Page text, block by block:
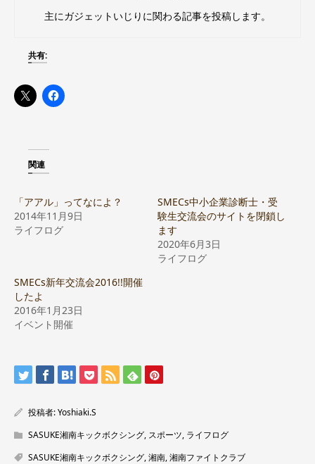
主にガジェットいじりに関わる記事を投稿します。
共有:
関連
「アアル」ってなによ？
2014年11月9日
ライフログ
SMECs中小企業診断士・受
験生交流会のサイトを閉鎖し
ます
2020年6月3日
ライフログ
SMECs新年交流会2016!!開催
したよ
2016年1月23日
イベント開催
投稿者:Yoshiaki.S
SASUKE湘南キックボクシング, スポーツ, ライフログ
SASUKE湘南キックボクシング,湘南,湘南ファイトクラブ